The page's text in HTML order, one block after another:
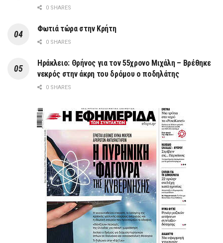
0 SHARES
Φωτιά τώρα στην Κρήτη
0 SHARES
Ηράκλειο: Θρήνος για τον 55χρονο Μιχάλη – Βρέθηκε
νεκρός στην άκρη του δρόμου ο ποδηλάτης
0 SHARES